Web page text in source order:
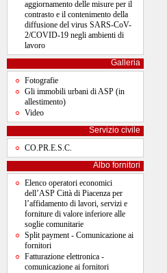
aggiornamento delle misure per il
contrasto e il contenimento della
diffusione del virus SARS-CoV-
2/COVID-19 negli ambienti di
lavoro
Galleria
Fotografie
Gli immobili urbani di ASP (in
allestimento)
Video
Servizio civile
CO.PR.E.S.C.
Albo fornitori
Elenco operatori economici
dell’ASP Città di Piacenza per
l’affidamento di lavori, servizi e
forniture di valore inferiore alle
soglie comunitarie
Split payment - Comunicazione ai
fornitori
Fatturazione elettronica -
comunicazione ai fornitori